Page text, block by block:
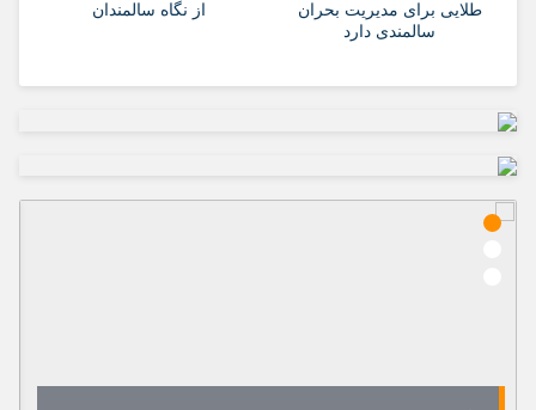
طلایی برای مدیریت بحران
سالمندی دارد
از نگاه سالمندان